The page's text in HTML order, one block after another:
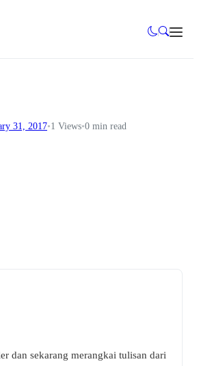
31, 2017•1 Views•0 min read
dan sekarang merangkai tulisan dari